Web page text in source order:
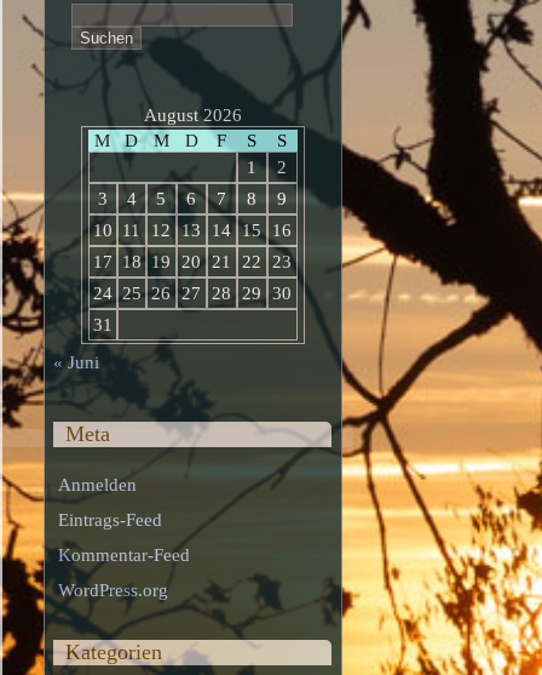
nach:
August 2026
M
D M D F S
S
1
2
3
4 5 6 7 8
9
10
11 12 13 14 15
16
17
18 19 20 21 22
23
24 25 26 27 28 29
30
31
« Juni
Meta
Anmelden
Eintrags-Feed
Kommentar-Feed
WordPress.org
Kategorien